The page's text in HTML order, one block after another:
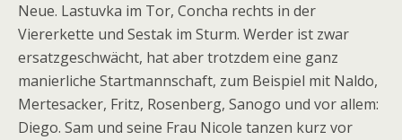
Neue. Lastuvka im Tor, Concha rechts in der
Viererkette und Sestak im Sturm. Werder ist zwar
ersatzgeschwächt, hat aber trotzdem eine ganz
manierliche Startmannschaft, zum Beispiel mit Naldo,
Mertesacker, Fritz, Rosenberg, Sanogo und vor allem:
Diego. Sam und seine Frau Nicole tanzen kurz vor